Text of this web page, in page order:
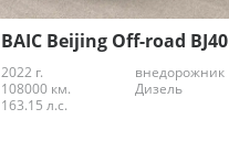
BAIC Beijing Off-road BJ40
2022 г.
внедорожник
108000 км.
Дизель
163.15 л.с.